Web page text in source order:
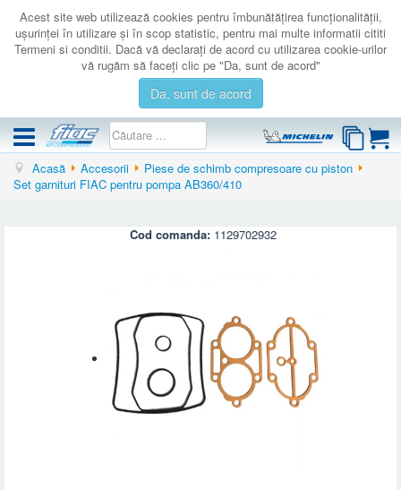
Acest site web utilizează cookies pentru îmbunătăţirea funcţionalităţii,
uşurinţei în utilizare şi în scop statistic, pentru mai multe informatii cititi
Termeni si conditii. Dacă vă declaraţi de acord cu utilizarea cookie-urilor
vă rugăm să faceţi clic pe "Da, sunt de acord"
Da, sunt de acord
COMPRESOARE
Acasă Accesorii
Piese de schimb compresoare cu piston
Set garnituri FIAC pentru pompa AB360/410
Cod comanda: 1129702932